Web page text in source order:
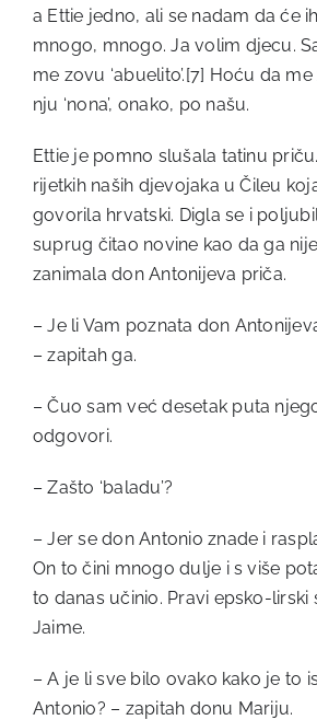
a Ettie jedno, ali se nadam da će
mnogo, mnogo. Ja volim djecu.
me zovu ‘abuelito’.[7] Hoću da me
nju ‘nona’, onako, po našu.
Ettie je pomno slušala tatinu
rijetkih naših djevojaka u Čileu
govorila hrvatski. Digla se i
suprug čitao novine kao da ga
zanimala don Antonijeva priča.
– Je li Vam poznata don
– zapitah ga.
– Čuo sam već desetak puta
odgovori.
– Zašto ‘baladu’?
– Jer se don Antonio znade i
On to čini mnogo dulje i s više
to danas učinio. Pravi epsko-lirski
Jaime.
– A je li sve bilo ovako kako je to
Antonio? – zapitah donu Mariju.